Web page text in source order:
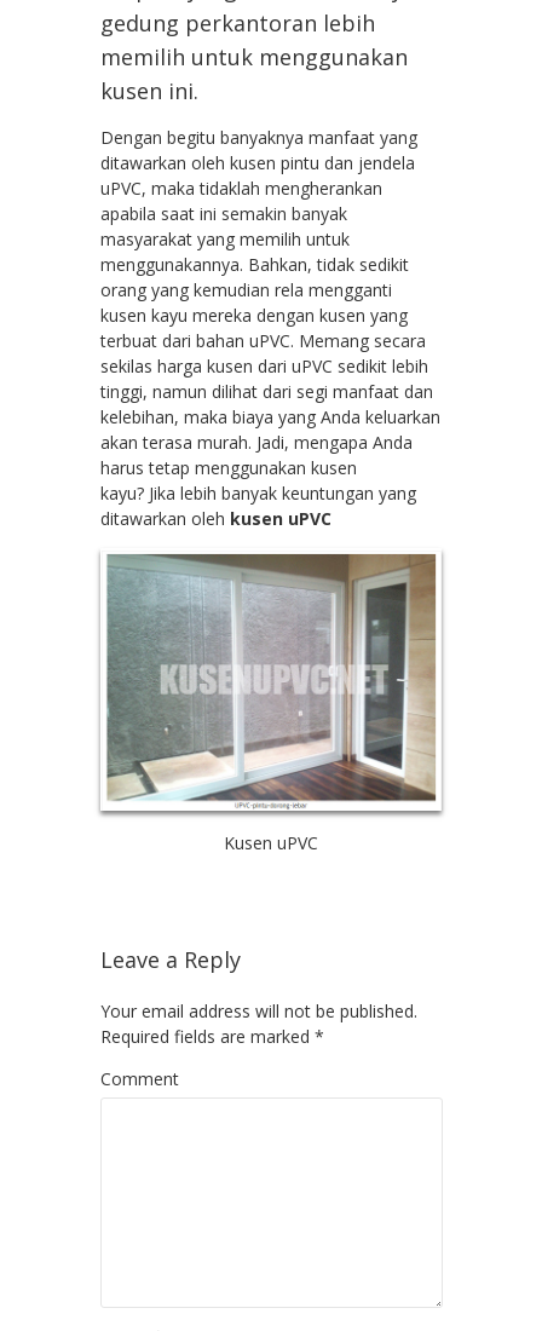
gedung perkantoran lebih
memilih untuk menggunakan
kusen ini.
Dengan begitu banyaknya manfaat yang
ditawarkan oleh kusen pintu dan jendela
uPVC, maka tidaklah mengherankan
apabila saat ini semakin banyak
masyarakat yang memilih untuk
menggunakannya. Bahkan, tidak sedikit
orang yang kemudian rela mengganti
kusen kayu mereka dengan kusen yang
terbuat dari bahan uPVC. Memang secara
sekilas harga kusen dari uPVC sedikit lebih
tinggi, namun dilihat dari segi manfaat dan
kelebihan, maka biaya yang Anda keluarkan
akan terasa murah. Jadi, mengapa Anda
harus tetap menggunakan kusen
kayu? Jika lebih banyak keuntungan yang
ditawarkan oleh kusen uPVC
Kusen uPVC
Leave a Reply
Your email address will not be published.
Required fields are marked *
Comment